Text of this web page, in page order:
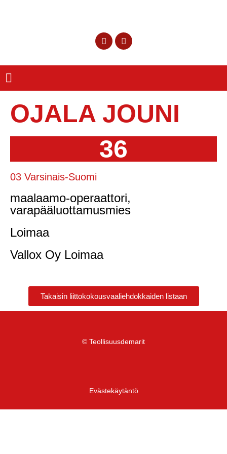
OJALA JOUNI
36
03 Varsinais-Suomi
maalaamo-operaattori,
varapääluottamusmies
Loimaa
Vallox Oy Loimaa
Takaisin liittokokousvaaliehdokkaiden listaan
© Teollisuusdemarit
Evästekäytäntö